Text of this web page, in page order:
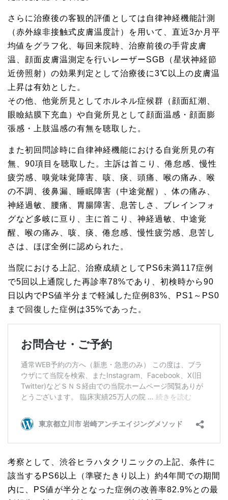
さらに治療後の客観的評価としては自律神経機能計測
（赤外線非接触式皮膚温度計）を用いて、直近3か月平
均値をグラフ化、毎回来院時、治療前後の手背皮膚
温、顔面皮膚温測定を行いレーザーSGB（星状神経節
近傍照射）の効果判定として治療後に3℃以上の皮膚温
上昇は有効とした。
その他、他覚所見としてホルネル症候群（顔面紅潮、
眼瞼結膜下充血）や自覚所見として顔面温感・顔面膨
張感・上肢温感の有無を聴取した。
また初回問診時に自律神経機能における自覚所見の有
無、90項目を聴取した。主訴は首こり、倦怠感、慢性
疲労感、嗅覚味覚障害、咳、痰、頭痛、喉の痛み、喉
の不調、後鼻漏、睡眠障害（中途覚醒）、体の痛み、
神経過敏、腰痛、胃腸障害、息苦しさ、ブレインフォ
グなど多岐に亘り、主に首こり、神経過敏、中途覚
醒、喉の痛み、咳、痰、倦怠感、慢性疲労感、息苦し
さは、ほぼ全例に認められた。
当院における上記、治療成績としてPS6未満117症例
で5回以上通院した再診率78%であり、初検時から90
日以内でPS値半分まで軽減した症例83%、PS1～PS0
まで回復した症例は35%であった。
考察として、渋谷ヒラハタクリニックの上記、条件に
該当するPS6以上（準寝たきり以上）約4年間での期間
内に、PS値が半分となった症例の改善率82.9%との最